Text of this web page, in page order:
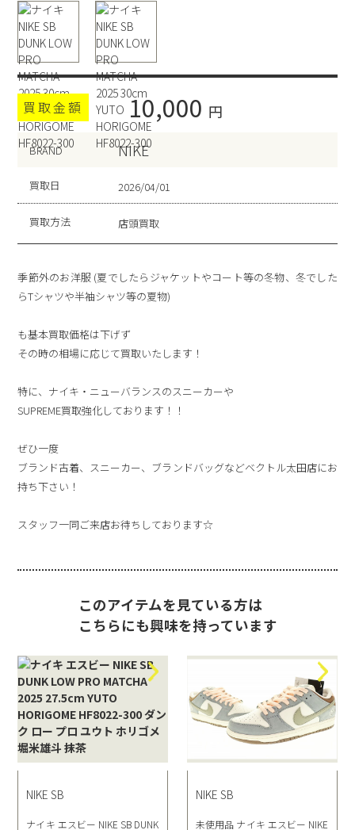
買取金額 10,000 円
BRAND NIKE
買取日 2026/04/01
買取方法 店頭買取
季節外のお洋服 (夏でしたらジャケットやコート等の冬物、冬でした
らTシャツや半袖シャツ等の夏物)
も基本買取価格は下げず
その時の相場に応じて買取いたします！
特に、ナイキ・ニューバランスのスニーカーや
SUPREME買取強化しております！！
ぜひ一度
ブランド古着、スニーカー、ブランドバッグなどベクトル太田店にお
持ち下さい！
スタッフ一同ご来店お待ちしております☆
このアイテムを見ている方は
こちらにも興味を持っています
NIKE SB
ナイキ エスビー NIKE SB DUNK
NIKE SB
未使用品 ナイキ エスビー NIKE